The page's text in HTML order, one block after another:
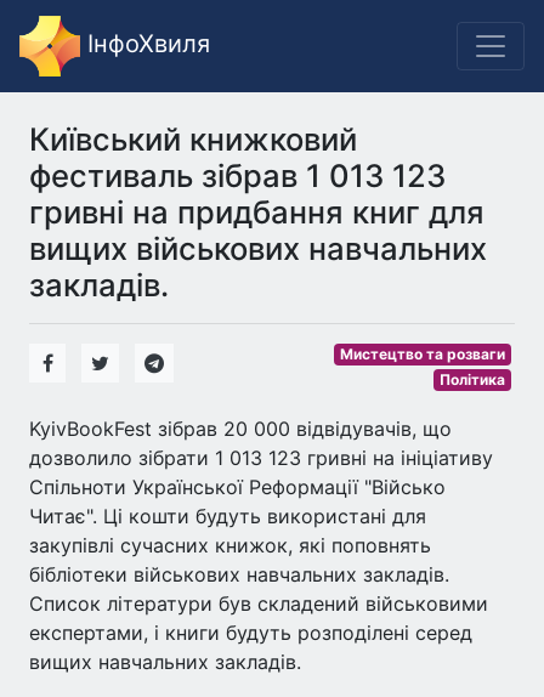
ІнфоХвиля
Київський книжковий
фестиваль зібрав 1 013 123
гривні на придбання книг для
вищих військових навчальних
закладів.
Мистецтво та розваги
Політика
KyivBookFest зібрав 20 000 відвідувачів, що
дозволило зібрати 1 013 123 гривні на ініціативу
Спільноти Української Реформації "Військо
Читає". Ці кошти будуть використані для
закупівлі сучасних книжок, які поповнять
бібліотеки військових навчальних закладів.
Список літератури був складений військовими
експертами, і книги будуть розподілені серед
вищих навчальних закладів.